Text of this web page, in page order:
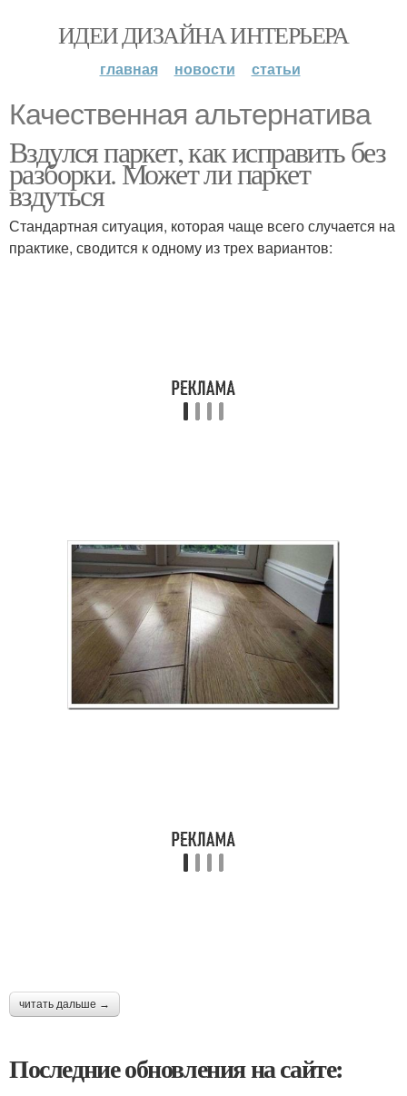
ИДЕИ ДИЗАЙНА ИНТЕРЬЕРА
главная новости статьи
Качественная альтернатива
Вздулся паркет, как исправить без
разборки. Может ли паркет
вздуться
Стандартная ситуация, которая чаще всего случается на
практике, сводится к одному из трех вариантов:
читать дальше →
Последние обновления на сайте: